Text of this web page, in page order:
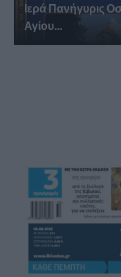
Ιερά Πανήγυρις
Αγίου...